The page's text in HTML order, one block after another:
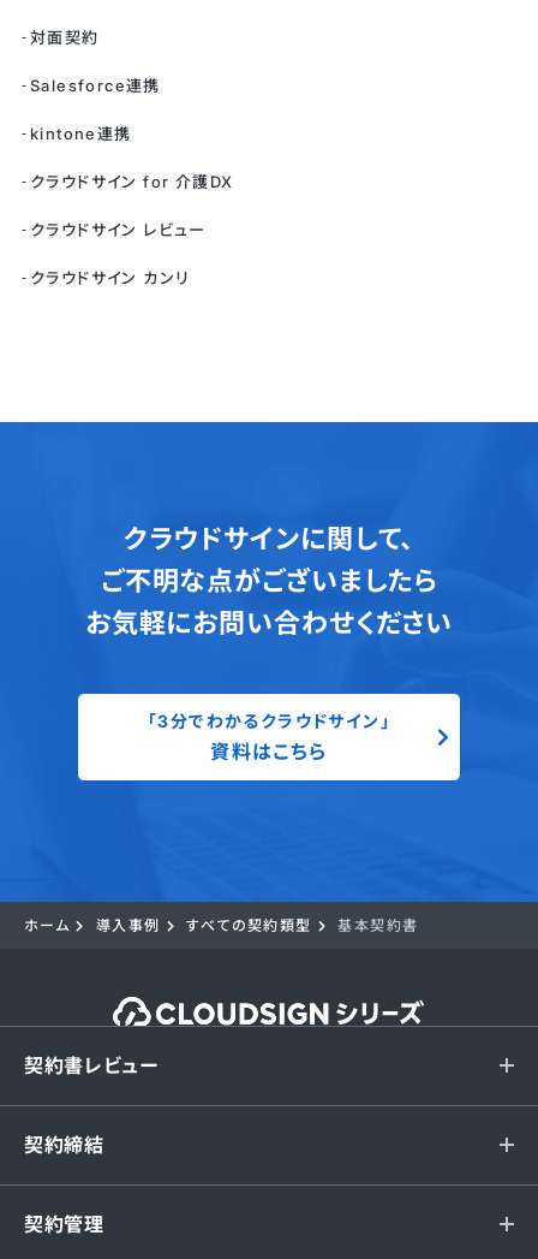
対面契約
Salesforce連携
kintone連携
クラウドサイン for 介護DX
クラウドサイン レビュー
クラウドサイン カンリ
クラウドサインに関して、
ご不明な点がございましたら
お気軽にお問い合わせください
「3分でわかるクラウドサイン」
資料はこちら
ホーム 導入事例 すべての契約類型 基本契約書
契約書レビュー
契約締結
契約管理